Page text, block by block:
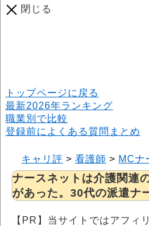
閉じる
トップページに戻る
最新2026年ランキング
職業別で比較
登録前によくある質問まとめ
キャリ評 > 看護師 > MCナ
ナースネットは介護関連
があった。30代の派遣ナ
【PR】当サイトではアフィ